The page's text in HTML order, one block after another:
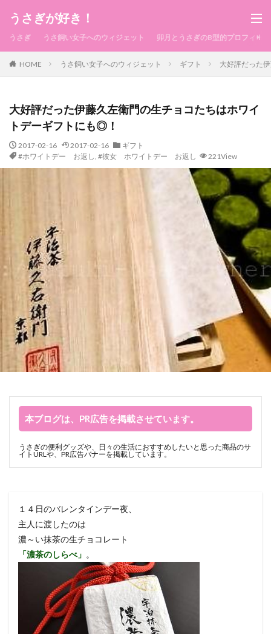
うさぎが好き！
うさぎ うさ飼い女子へのウィジェット 卯月とうさぎのB型的プロフィール
HOME うさ飼い女子へのウィジェット ギフト 大好評だった
大好評だった伊藤久左衛門の生チョコたちはホワイ
トデーギフトにも◎！
2017-02-16 2017-02-16
ギフト
#ホワイトデー お返し, #彼女 ホワイトデー お返し 221View
本ブログは、PR広告を掲載させています。
うさぎの便利グッズや、日々の生活におすすめしたいと思った商品のサ
イトURLや、PR広告バナーを掲載しています。
１４日のバレンタインデー夜、
主人に渡したのは
濃～い抹茶の生チョコレート
「濃茶のしらべ」 。